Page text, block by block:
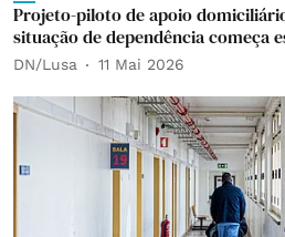
Projeto-piloto de apoio
situação de dependência começa
DN/Lusa 11 Mai 2026